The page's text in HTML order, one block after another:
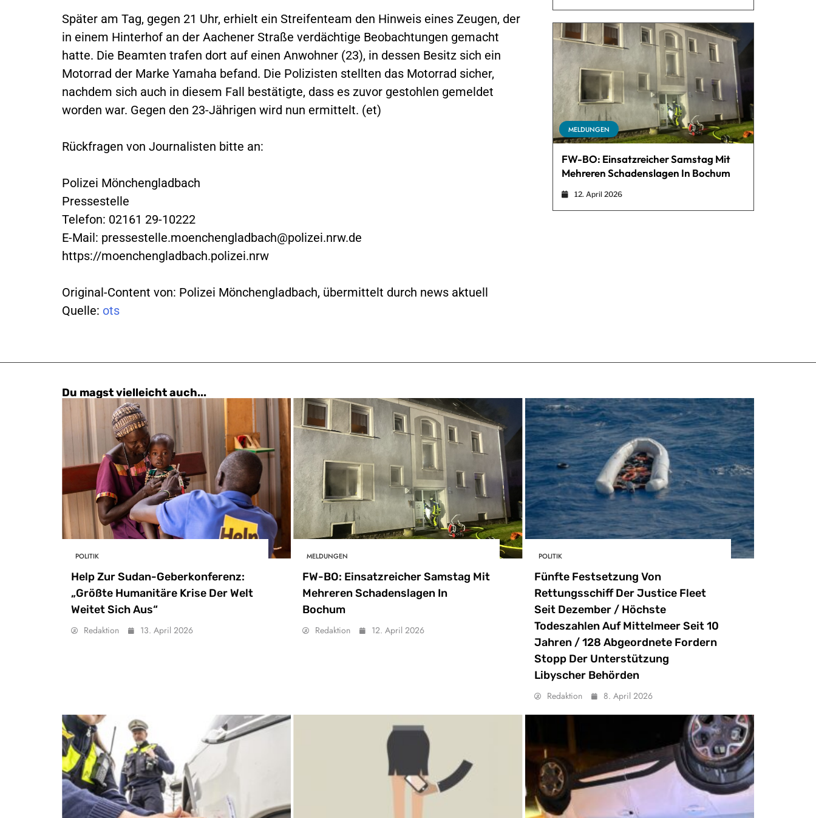
Später am Tag, gegen 21 Uhr, erhielt ein Streifenteam den Hinweis eines Zeugen, der
in einem Hinterhof an der Aachener Straße verdächtige Beobachtungen gemacht
hatte. Die Beamten trafen dort auf einen Anwohner (23), in dessen Besitz sich ein
Motorrad der Marke Yamaha befand. Die Polizisten stellten das Motorrad sicher,
nachdem sich auch in diesem Fall bestätigte, dass es zuvor gestohlen gemeldet
worden war. Gegen den 23-Jährigen wird nun ermittelt. (et)
Rückfragen von Journalisten bitte an:
Polizei Mönchengladbach
Pressestelle
Telefon: 02161 29-10222
E-Mail: pressestelle.moenchengladbach@polizei.nrw.de
https://moenchengladbach.polizei.nrw
Original-Content von: Polizei Mönchengladbach, übermittelt durch news aktuell
Quelle: ots
MELDUNGEN
FW-BO: Einsatzreicher Samstag Mit
Mehreren Schadenslagen In Bochum
12. April 2026
Du magst vielleicht auch...
POLITIK
Help Zur Sudan-Geberkonferenz:
„Größte Humanitäre Krise Der Welt
Weitet Sich Aus“
Redaktion 13. April 2026
MELDUNGEN
FW-BO: Einsatzreicher Samstag Mit
Mehreren Schadenslagen In
Bochum
Redaktion 12. April 2026
POLITIK
Fünfte Festsetzung Von
Rettungsschiff Der Justice Fleet
Seit Dezember / Höchste
Todeszahlen Auf Mittelmeer Seit 10
Jahren / 128 Abgeordnete Fordern
Stopp Der Unterstützung
Libyscher Behörden
Redaktion 8. April 2026